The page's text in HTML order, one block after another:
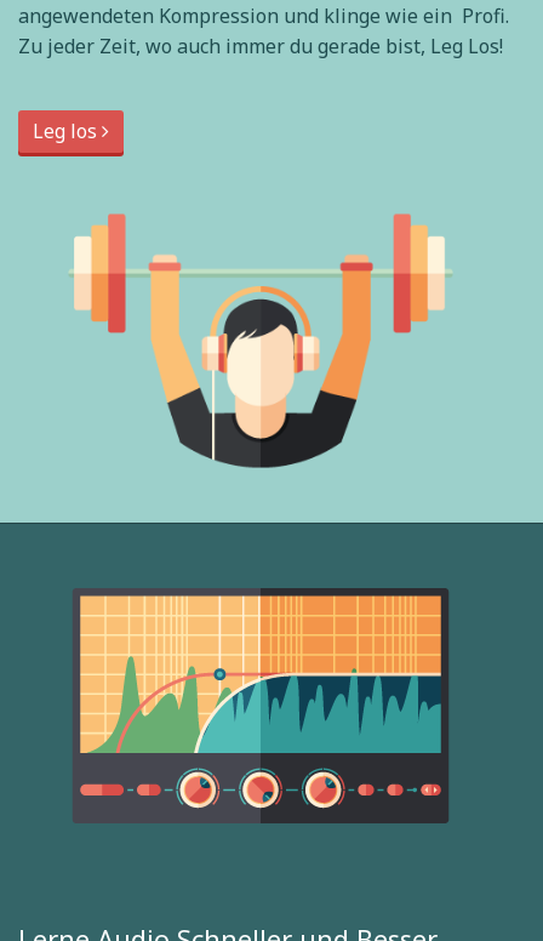
angewendeten Kompression und klinge wie ein Profi.
Zu jeder Zeit, wo auch immer du gerade bist, Leg Los!
Leg los